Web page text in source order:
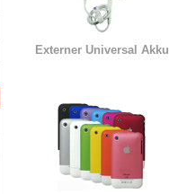
Externer Universal Akku